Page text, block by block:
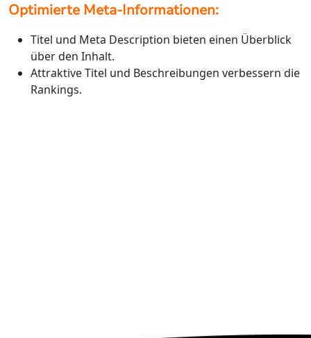
Optimierte Meta-Informationen:
Titel und Meta Description bieten einen Überblick
über den Inhalt.
Attraktive Titel und Beschreibungen verbessern die
Rankings.